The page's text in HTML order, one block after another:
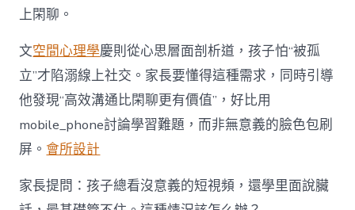
上閑聊。
文空間心理學慶則從心思層面剖析道，孩子怕“被孤
立”才陷溺線上社交。家長要懂得這種需求，同時引導
他發現“高效溝通比閑聊更有價值”，好比用
mobile_phone討論學習難題，而非無意義的臉色包刷
屏。會所設計
家長提問：孩子總看沒意義的短視頻，還學里面說臟